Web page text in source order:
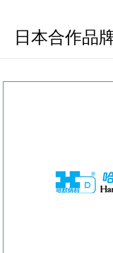
日本合作品